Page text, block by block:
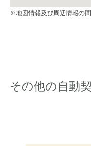
※地図情報及び周辺情報の
その他の自動